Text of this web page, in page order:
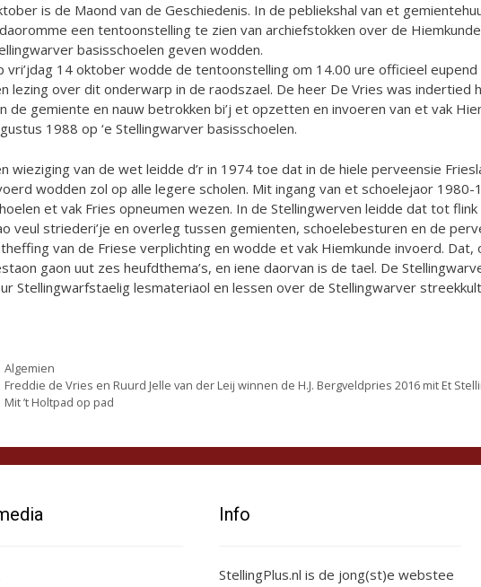
is de Maond van de Geschiedenis. In de pebliekshal van et
een tentoonstelling te zien van archiefstokken over de
basisschoelen geven wodden.
vri’jdag 14 oktober wodde de tentoonstelling om 14.00 ure officieel eupend
lezing over dit onderwarp in de raodszael. De heer De Vries was indertied
de gemiente en nauw betrokken bi’j et opzetten en invoeren van et vak
1988 op ‘e Stellingwarver basisschoelen.
wieziging van de wet leidde d’r in 1974 toe dat in de hiele perveensie
wodden zol op alle legere scholen. Mit ingang van et schoelejaor
et vak Fries opneumen wezen. In de Stellingwerven leidde dat tot
veul striederi’je en overleg tussen gemienten, schoelebesturen en de
van de Friese verplichting en wodde et vak Hiemkunde invoerd. Dat,
gaon uut zes heufdthema’s, en iene daorvan is de tael. De
Stellingwarfstaelig lesmateriaol en lessen over de Stellingwarver
Categorieën
Algemien
Freddie de Vries en Ruurd Jelle van der Leij winnen de H.J. Bergveldpries 2016 mit Et
Mit ’t Holtpad op pad
Info
StellingPlus.nl is de jong(st)e webstee